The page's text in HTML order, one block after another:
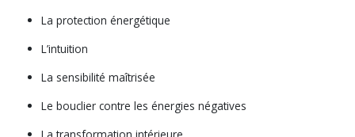
La protection énergétique
L’intuition
La sensibilité maîtrisée
Le bouclier contre les énergies négatives